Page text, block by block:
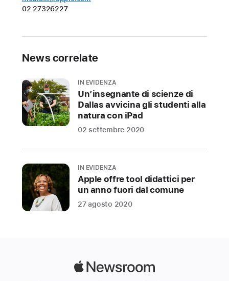
02 27326227
News correlate
IN EVIDENZA
Un’insegnante di scienze di
Dallas avvicina gli studenti alla
natura con iPad
02 settembre 2020
IN EVIDENZA
Apple offre tool didattici per
un anno fuori dal comune
27 agosto 2020